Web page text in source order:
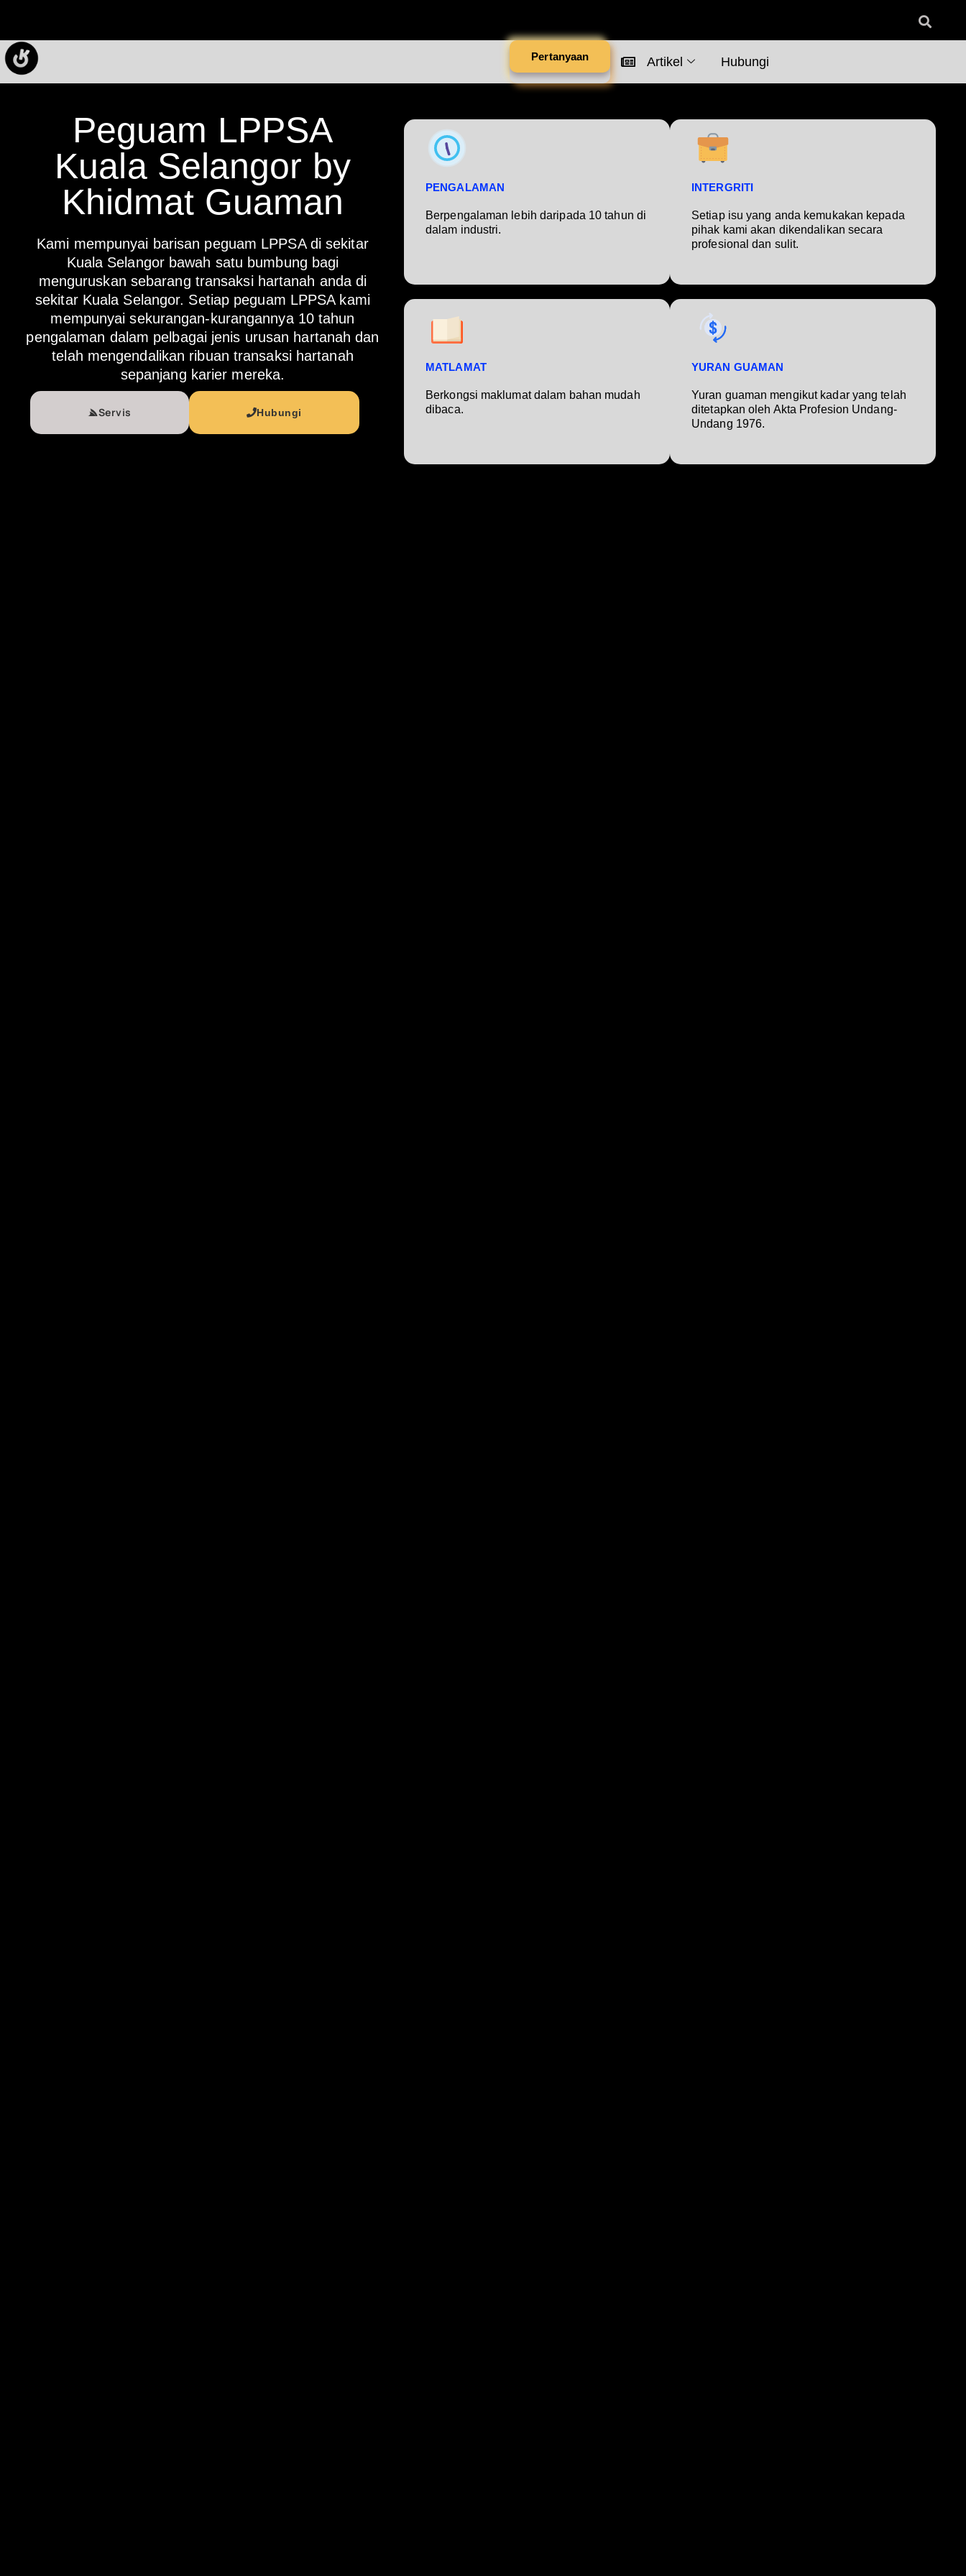
Pertanyaan Artikel Hubungi
Peguam LPPSA
Kuala Selangor by
Khidmat Guaman
Kami mempunyai barisan peguam LPPSA di sekitar
Kuala Selangor bawah satu bumbung bagi
menguruskan sebarang transaksi hartanah anda di
sekitar Kuala Selangor. Setiap peguam LPPSA kami
mempunyai sekurangan-kurangannya 10 tahun
pengalaman dalam pelbagai jenis urusan hartanah dan
telah mengendalikan ribuan transaksi hartanah
sepanjang karier mereka.
Servis Hubungi
PENGALAMAN
Berpengalaman lebih daripada 10 tahun di
dalam industri.
INTERGRITI
Setiap isu yang anda kemukakan kepada
pihak kami akan dikendalikan secara
profesional dan sulit.
MATLAMAT
Berkongsi maklumat dalam bahan mudah
dibaca.
YURAN GUAMAN
Yuran guaman mengikut kadar yang telah
ditetapkan oleh Akta Profesion Undang-
Undang 1976.